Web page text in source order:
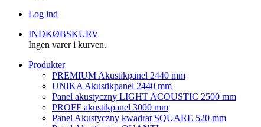
Log ind
INDKØBSKURV
Ingen varer i kurven.
Produkter
PREMIUM Akustikpanel 2440 mm
UNIKA Akustikpanel 2440 mm
Panel akustyczny LIGHT ACOUSTIC 2500 mm
PROFF akustikpanel 3000 mm
Panel Akustyczny kwadrat SQUARE 520 mm